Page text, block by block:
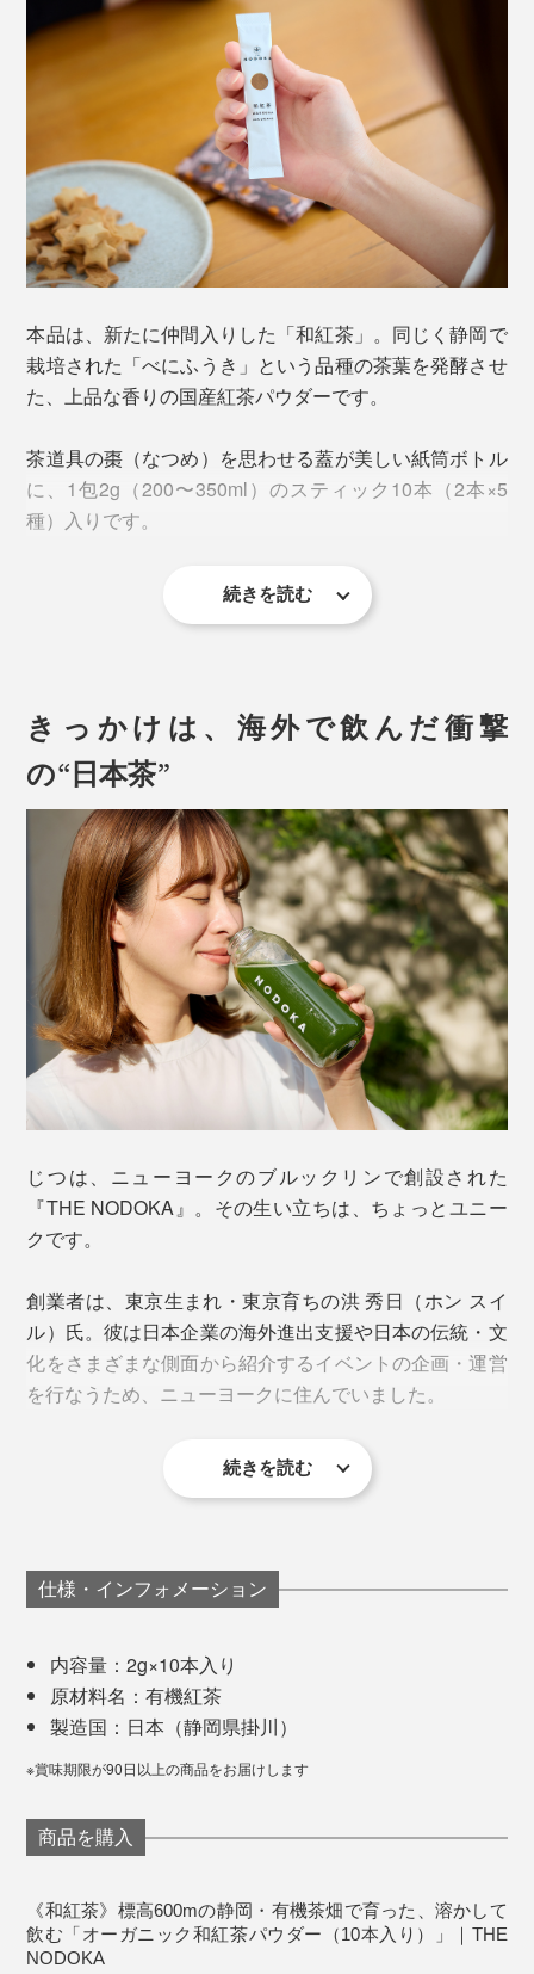
ゴクゴク飲めて、後味にふわりと茶の香り・深みが立
ち、自然としあわせなため息がこぼれます。
湯呑みやマグカップで、温かいお茶を楽しむなら、ちょ
っと濃いめの200mlのお湯で溶かしてもおいしい。
贅沢なおいしさと有り難みが全身に染み渡ります。
いただけるのです。
があります。
虫がつきやすく栽培が難しいとされる茶葉の栽培は、
とえ自分達の茶畑が無農薬であっても、近隣の茶畑が農
薬を使っていれば風に乗って茶葉に付着してしまうのだ
でも、『THE NODOKA』は近隣に他の茶畑がなく、と
ても高い場所にあるから、農薬が飛んでくる心配もあり
ません。
害虫が見つかれば人の手で一匹一匹取り除き、雑草の手
入れも手作業というのだから、どれほど手間ひまかけて
育てられているのかがわかります。
飲む時、片付けるときの手軽さだけじゃない、カラダに
とって嬉しい飲み方です。
シャカシャカするだけでさっと溶けてくれるのは、独自
のきめ細かな粉末仕上げを行なっているから。
めに「デキストリン」という化学物質が入っています
が、無添加にこだわったお茶づくりのため、化学物質に
頼らない粉末加工のために試行錯誤を重ねました。
粉末にする際、細かくしすぎるとダマになりやすくな
り、粗いと舌に残ってしまうため、ミクロン単位で細か
さを調整。茶葉の栄養素を壊さないよう、熱を加えずお
いしい喉ごしをつくりました。
一番のおすすめは、別売りの「ウォーターボトル」やお
手持ちの密閉ボトルに入れて、シャカシャカ振る作り
めて、バッグに入れて持ち歩きできて便利。
本品は、新たに仲間入りした「和紅茶」。同じく静岡で
栽培された「べにふうき」という品種の茶葉を発酵させ
た、上品な香りの国産紅茶パウダーです。
茶道具の棗（なつめ）を思わせる蓋が美しい紙筒ボトル
に、1包2g（200〜350ml）のスティック10本（2本×5
種）入りです。
優しい甘みと深みある味わいなので、ミルクとの相性は
抜群！
アイスもホットも、簡単に濃厚なミルクティーが作れま
調節できるのも『THE NODOKA』のいいところ。
カフェイン：★★☆
おすすめアレンジは、「和紅茶ジンジャーエール」。氷
を入れた炭酸水に、あらかじめ50〜60mlの水で濃く溶
いた和紅茶パウダー、ジンジャーシロップ大さじ1（お
好みで量を調節してください）を投入。お好みでレモン
茶葉の味や香りがしっかりと引き立つ粉末だから、市販
けるだけで贅沢な味わいに。パンケーキやクッキーなど
のスイーツづくりにも大活躍します。
続きを読む
きっかけは、海外で飲んだ衝撃
の“日本茶”
じつは、ニューヨークのブルックリンで創設された
『THE NODOKA』。その生い立ちは、ちょっとユニー
クです。
創業者は、東京生まれ・東京育ちの洪 秀日（ホン スイ
ル）氏。彼は日本企業の海外進出支援や日本の伝統・文
化をさまざまな側面から紹介するイベントの企画・運営
を行なうため、ニューヨークに住んでいました。
写真は『THE NODOKA』創業者の洪 秀日氏
続きを読む
仕様・インフォメーション
内容量：2g×10本入り
原材料名：有機紅茶
製造国：日本（静岡県掛川）
※賞味期限が90日以上の商品をお届けします
商品を購入
《和紅茶》標高600mの静岡・有機茶畑で育った、溶かして
飲む「オーガニック和紅茶パウダー（10本入り）」｜THE
NODOKA